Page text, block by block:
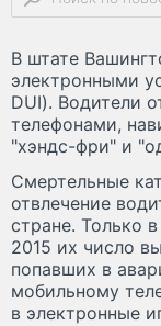
В штате
электронными
DUI). Водители
телефонами,
"хэндс-фри" и
Смертельные
отвлечение
стране. Только
2015 их число
попавших в
мобильному
в электронные